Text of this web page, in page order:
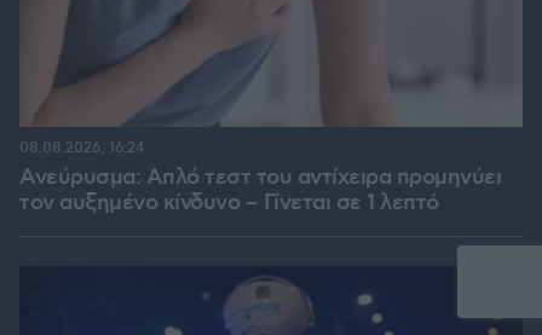
Ανεύρυσμα: Απλό τεστ του αντίχειρα προμηνύει
τον αυξημένο κίνδυνο – Γίνεται σε 1 λεπτό
08.08.2026, 16:24